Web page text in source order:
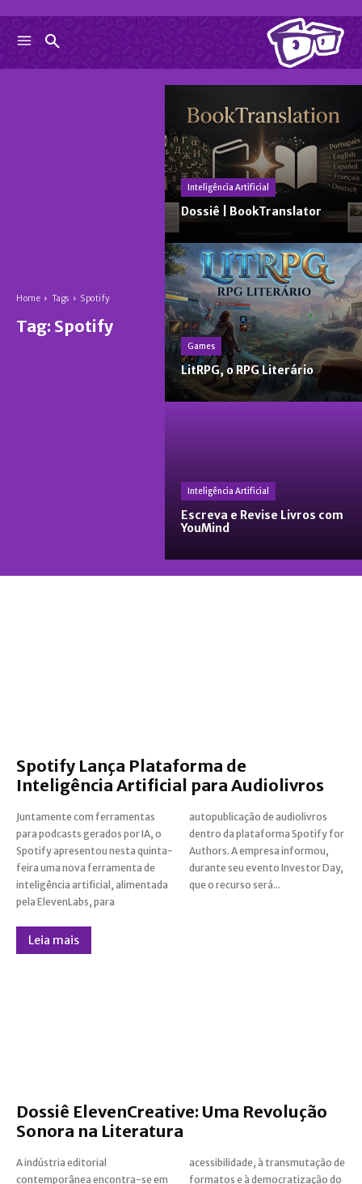
Home Tags Spotify
Tag: Spotify
Inteligência Artificial
Dossiê | BookTranslator
Games
LitRPG, o RPG Literário
Inteligência Artificial
Escreva e Revise Livros com
YouMind
Spotify Lança Plataforma de
Inteligência Artificial para Audiolivros
Juntamente com ferramentas
para podcasts gerados por IA, o
Spotify apresentou nesta quinta-
feira uma nova ferramenta de
inteligência artificial, alimentada
pela ElevenLabs, para
autopublicação de audiolivros
dentro da plataforma Spotify for
Authors. A empresa informou,
durante seu evento Investor Day,
que o recurso será...
Leia mais
Dossiê ElevenCreative: Uma Revolução
Sonora na Literatura
A indústria editorial
contemporânea encontra-se em
acessibilidade, à transmutação de
formatos e à democratização do